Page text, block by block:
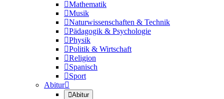
Mathematik
Musik
Naturwissenschaften & Technik
Pädagogik & Psychologie
Physik
Politik & Wirtschaft
Religion
Spanisch
Sport
Abitur
Abitur